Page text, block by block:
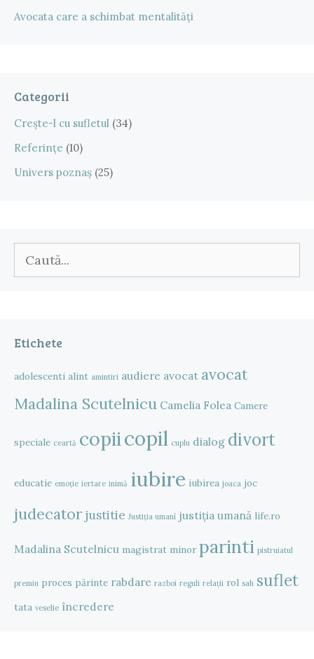
Avocata care a schimbat mentalități
Categorii
Crește-l cu sufletul (34)
Referințe (10)
Univers poznaș (25)
după:
Etichete
adolescenti alint amintiri audiere avocat avocat
Madalina Scutelnicu Camelia Folea Camere
speciale ceartă copiicopil cuplu dialog divort
educatie emoție iertare inimă iubire iubirea joaca joc
judecator justitie Justiția umanî justiția umană life.ro
Madalina Scutelnicu magistrat minor parinti pistruiatul
premiu proces părinte rabdare razboi reguli relații rol sah suflet
tata veselie încredere